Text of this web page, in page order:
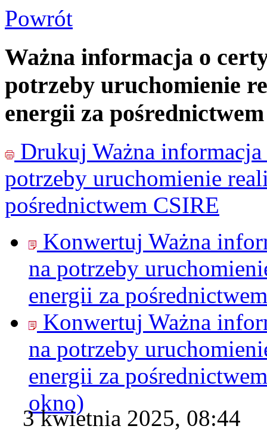
Powrót
Ważna informacja o
potrzeby uruchomienie
energii za
Drukuj Ważna
potrzeby uruchomienie
pośrednictwem CSIRE
Konwertuj Ważna
na potrzeby
energii za
Konwertuj Ważna
na potrzeby
energii za
okno)
3 kwietnia 2025, 08:44